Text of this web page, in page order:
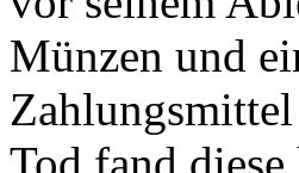
Münzen und
Tod fand